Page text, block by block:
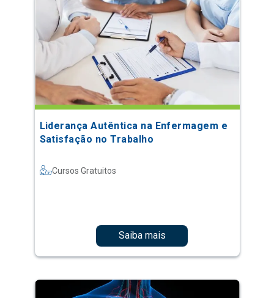
Liderança Autêntica na Enfermagem e
Satisfação no Trabalho
Cursos Gratuitos
Saiba mais